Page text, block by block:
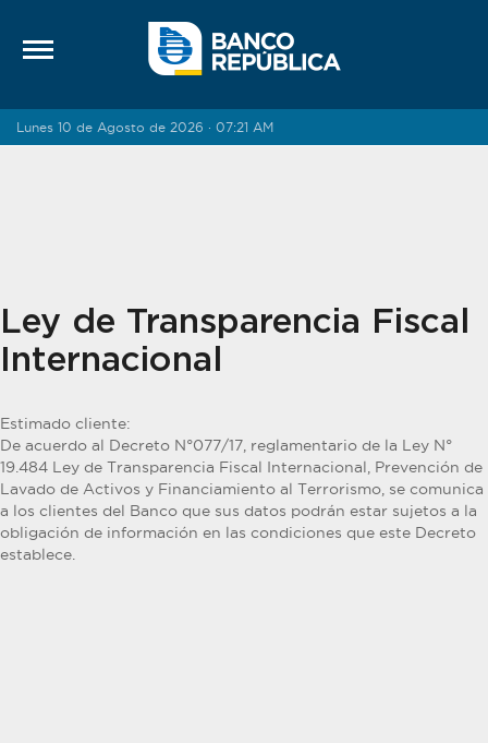
Lunes 10 de Agosto de 2026 · 07:21 AM
Ley de Transparencia Fiscal
Internacional
Estimado cliente:
De acuerdo al Decreto N°077/17, reglamentario de la Ley N°
19.484 Ley de Transparencia Fiscal Internacional, Prevención de
Lavado de Activos y Financiamiento al Terrorismo, se comunica
a los clientes del Banco que sus datos podrán estar sujetos a la
obligación de información en las condiciones que este Decreto
establece.